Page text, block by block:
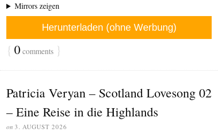
Mirrors zeigen
Herunterladen (ohne Werbung)
{ 0comments }
Patricia Veryan – Scotland Lovesong 02
– Eine Reise in die Highlands
on 3. AUGUST 2026